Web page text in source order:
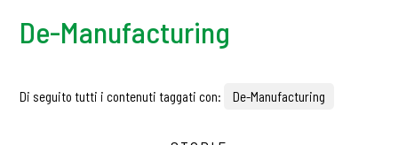
De-Manufacturing
Di seguito tutti i contenuti taggati con: De-Manufacturing